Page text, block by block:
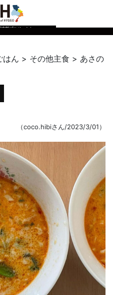
邦プロジェクト
はん > その他主食 > あさの
（coco.hibiさん/2023/3/01）